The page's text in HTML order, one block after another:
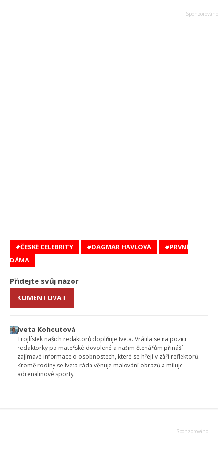
ČESKÉ CELEBRITY DAGMAR HAVLOVÁ
PRVNÍ
DÁMA
Přidejte svůj názor
KOMENTOVAT
Iveta Kohoutová
Trojlístek našich redaktorů doplňuje Iveta. Vrátila se na pozici
redaktorky po mateřské dovolené a našim čtenářům přináší
zajímavé informace o osobnostech, které se hřejí v záři reflektorů.
Kromě rodiny se Iveta ráda věnuje malování obrazů a miluje
adrenalinové sporty.